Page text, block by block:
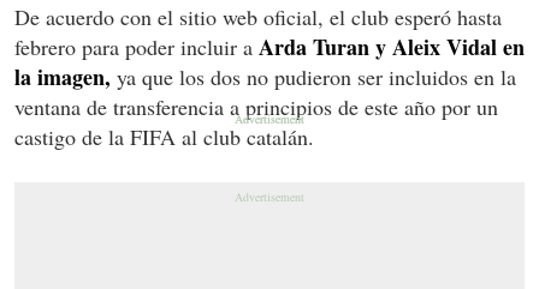
De acuerdo con el sitio web oficial, el club esperó hasta
febrero para poder incluir a Arda Turan y Aleix Vidal en
la imagen, ya que los dos no pudieron ser incluidos en la
ventana de transferencia a principios de este año por un
castigo de la FIFA al club catalán.